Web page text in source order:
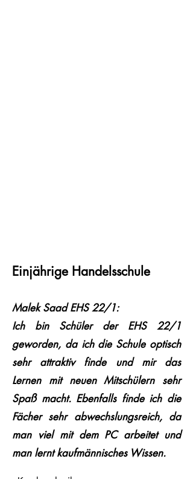
Einjährige Handelsschule
Malek Saad EHS 22/1:
Ich bin Schüler der EHS 22/1
geworden, da ich die Schule optisch
sehr attraktiv finde und mir das
Lernen mit neuen Mitschülern sehr
Spaß macht. Ebenfalls finde ich die
Fächer sehr abwechslungsreich, da
man viel mit dem PC arbeitet und
man lernt kaufmännisches Wissen.